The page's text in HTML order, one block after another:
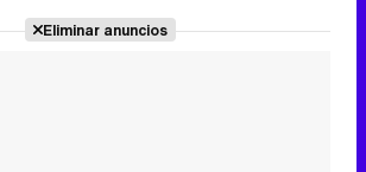
Eliminar anuncios